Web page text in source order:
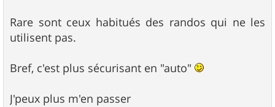
Rare sont ceux habitués des randos qui ne les
utilisent pas.
Bref, c'est plus sécurisant en "auto"
J'peux plus m'en passer